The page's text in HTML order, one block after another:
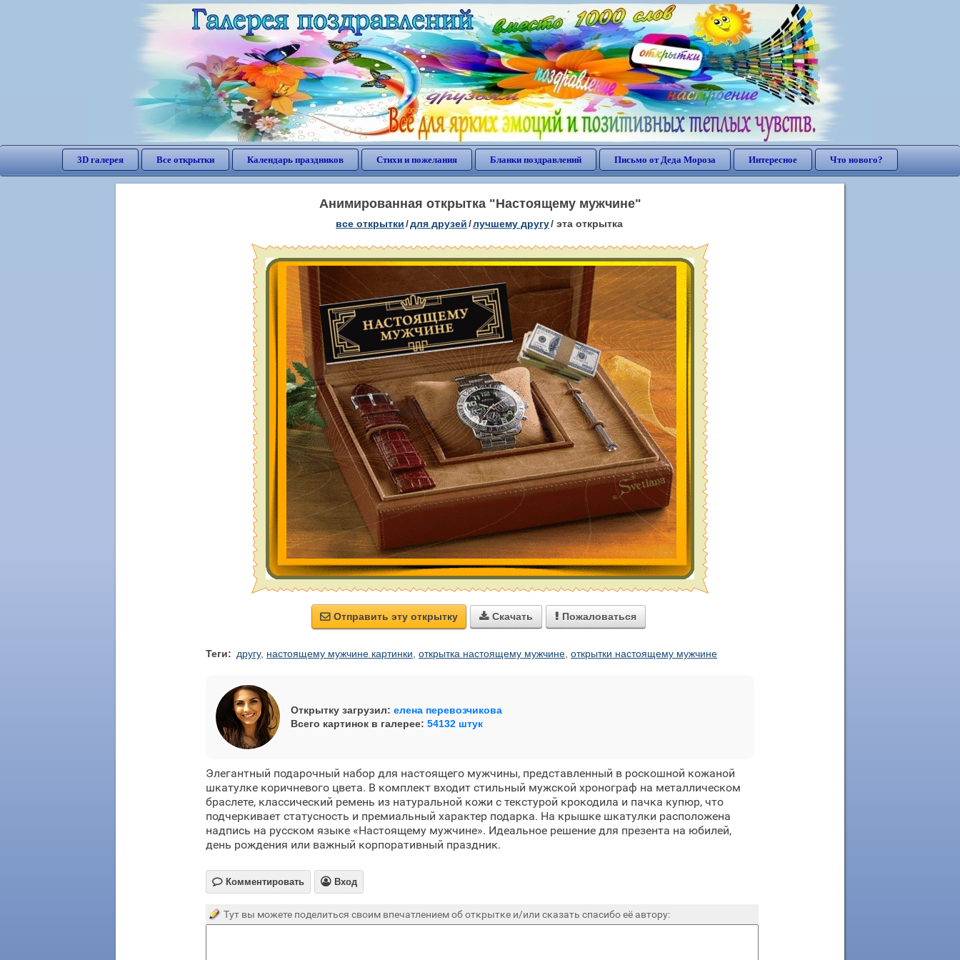
3D галерея Все открытки Календарь праздников Стихи и пожелания Бланки поздравлений Письмо от Деда Мороза Интересное Что нового?
Анимированная открытка "Настоящему мужчине"
все открытки/для друзей/лучшему другу/ эта открытка
 Отправить эту открытку  Скачать  Пожаловаться
Теги: другу, настоящему мужчине картинки открытка настоящему мужчине открытки настоящему мужчине
Открытку загрузил: елена перевозчикова
Всего картинок в галерее: 54132 штук
Элегантный подарочный набор для настоящего мужчины, представленный в роскошной кожаной
шкатулке коричневого цвета. В комплект входит стильный мужской хронограф на металлическом
браслете, классический ремень из натуральной кожи с текстурой крокодила и пачка купюр, что
подчеркивает статусность и премиальный характер подарка. На крышке шкатулки расположена
надпись на русском языке «Настоящему мужчине». Идеальное решение для презента на юбилей,
день рождения или важный корпоративный праздник.
 Комментировать  Вход
Тут вы можете поделиться своим впечатлением об открытке и/или сказать спасибо её автору: